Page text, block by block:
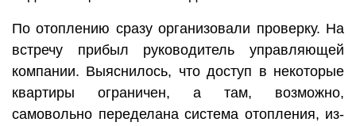
По отоплению сразу организовали проверку. На
встречу прибыл руководитель управляющей
компании. Выяснилось, что доступ в некоторые
квартиры ограничен, а там, возможно,
самовольно переделана система отопления, из-